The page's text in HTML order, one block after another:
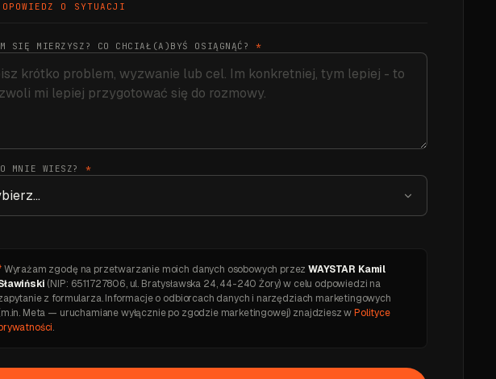
O SYTUACJI
SIĘ MIERZYSZ? CO CHCIAŁ(A)BYŚ OSIĄGNĄĆ? *
MNIE WIESZ? *
Wyrażam zgodę na przetwarzanie moich danych osobowych przezWAYSTAR Kamil
(NIP: 6511727806, ul. Bratysławska 24, 44-240 Żory) w celu odpowiedzi na
z formularza. Informacje o odbiorcach danych i narzędziach marketingowych
Meta — uruchamiane wyłącznie po zgodzie marketingowej) znajdziesz wPolityce
.